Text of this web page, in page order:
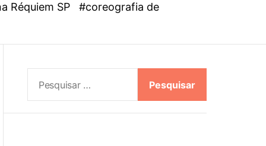
Réquiem SP
#coreografia de
s